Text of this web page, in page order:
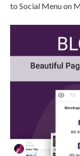
to Social Menu on